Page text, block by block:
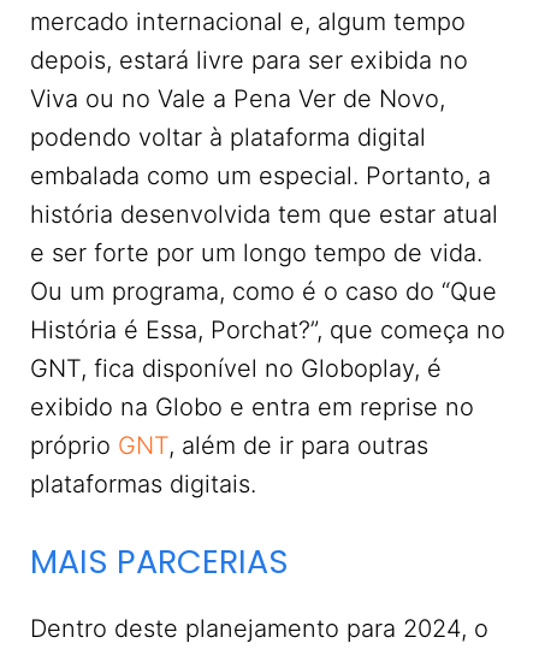
mercado internacional e, algum tempo
depois, estará livre para ser exibida no
Viva ou no Vale a Pena Ver de Novo,
podendo voltar à plataforma digital
embalada como um especial. Portanto, a
história desenvolvida tem que estar atual
e ser forte por um longo tempo de vida.
Ou um programa, como é o caso do “Que
História é Essa, Porchat?”, que começa no
GNT, fica disponível no Globoplay, é
exibido na Globo e entra em reprise no
próprio GNT, além de ir para outras
plataformas digitais.
MAIS PARCERIAS
Dentro deste planejamento para 2024, o